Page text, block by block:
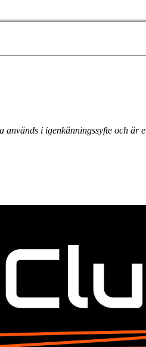
i igenkänningssyfte och är